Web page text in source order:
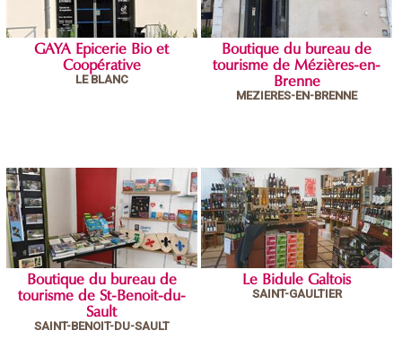
GAYA Epicerie Bio et
Coopérative
LE BLANC
Boutique du bureau de
tourisme de Mézières-en-
Brenne
MEZIERES-EN-BRENNE
Boutique du bureau de
tourisme de St-Benoit-du-
Sault
SAINT-BENOIT-DU-SAULT
Le Bidule Galtois
SAINT-GAULTIER